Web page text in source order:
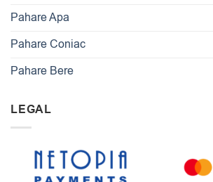
Pahare Apa
Pahare Coniac
Pahare Bere
LEGAL